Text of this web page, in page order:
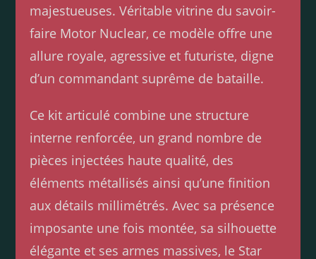
majestueuses. Véritable vitrine du savoir-
faire Motor Nuclear, ce modèle offre une
allure royale, agressive et futuriste, digne
d’un commandant suprême de bataille.
Ce kit articulé combine une structure
interne renforcée, un grand nombre de
pièces injectées haute qualité, des
éléments métallisés ainsi qu’une finition
aux détails millimétrés. Avec sa présence
imposante une fois montée, sa silhouette
élégante et ses armes massives, le Star